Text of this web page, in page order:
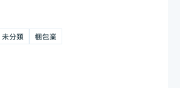
未分類 梱包業